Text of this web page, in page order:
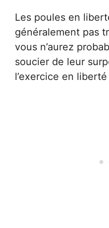
Les poules en
généralement pas
vous n’aurez
soucier de leur
l’exercice en